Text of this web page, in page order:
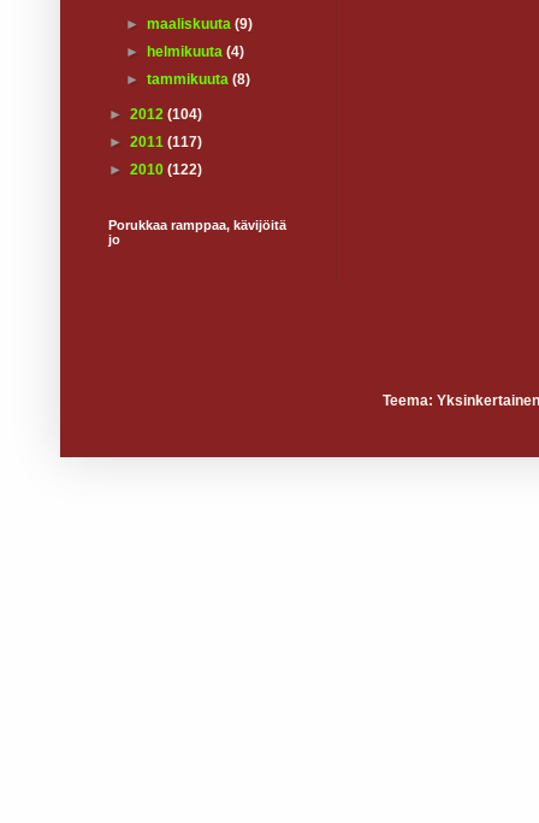
►maaliskuuta(9)
►
helmikuuta(4)
►tammikuuta(8)
► 2012 (104)
► 2011 (117)
► 2010 (122)
Porukkaa ramppaa, kävijöitä
jo
Teema: